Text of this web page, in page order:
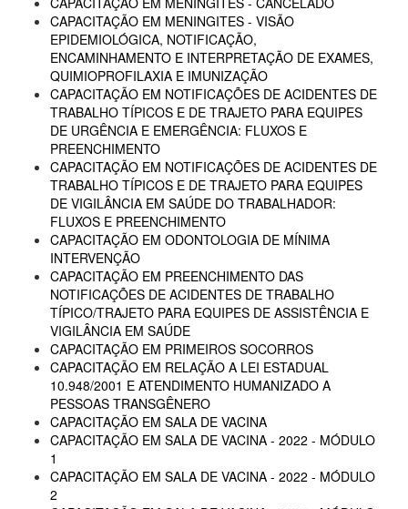
CAPACITAÇÃO EM MENINGITES - VISÃO
EPIDEMIOLÓGICA, NOTIFICAÇÃO,
ENCAMINHAMENTO E INTERPRETAÇÃO DE EXAMES,
QUIMIOPROFILAXIA E IMUNIZAÇÃO
CAPACITAÇÃO EM NOTIFICAÇÕES DE ACIDENTES DE
TRABALHO TÍPICOS E DE TRAJETO PARA EQUIPES
DE URGÊNCIA E EMERGÊNCIA: FLUXOS E
PREENCHIMENTO
CAPACITAÇÃO EM NOTIFICAÇÕES DE ACIDENTES DE
TRABALHO TÍPICOS E DE TRAJETO PARA EQUIPES
DE VIGILÂNCIA EM SAÚDE DO TRABALHADOR:
FLUXOS E PREENCHIMENTO
CAPACITAÇÃO EM ODONTOLOGIA DE MÍNIMA
INTERVENÇÃO
CAPACITAÇÃO EM PREENCHIMENTO DAS
NOTIFICAÇÕES DE ACIDENTES DE TRABALHO
TÍPICO/TRAJETO PARA EQUIPES DE ASSISTÊNCIA E
VIGILÂNCIA EM SAÚDE
CAPACITAÇÃO EM PRIMEIROS SOCORROS
CAPACITAÇÃO EM RELAÇÃO A LEI ESTADUAL
10.948/2001 E ATENDIMENTO HUMANIZADO A
PESSOAS TRANSGÊNERO
CAPACITAÇÃO EM SALA DE VACINA
CAPACITAÇÃO EM SALA DE VACINA - 2022 - MÓDULO
1
CAPACITAÇÃO EM SALA DE VACINA - 2022 - MÓDULO
2